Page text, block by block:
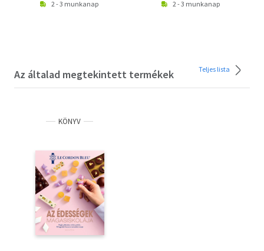
2 - 3 munkanap 2 - 3 munkanap
Az általad megtekintett termékek Teljes lista
KÖNYV